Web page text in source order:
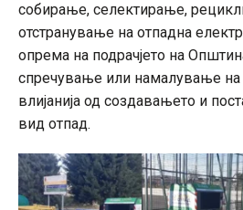
собирање, селектирање,
отстранување на отпадна
опрема на подрачјето на
спречување или намалување на
влијанија од создавањето и
вид отпад.